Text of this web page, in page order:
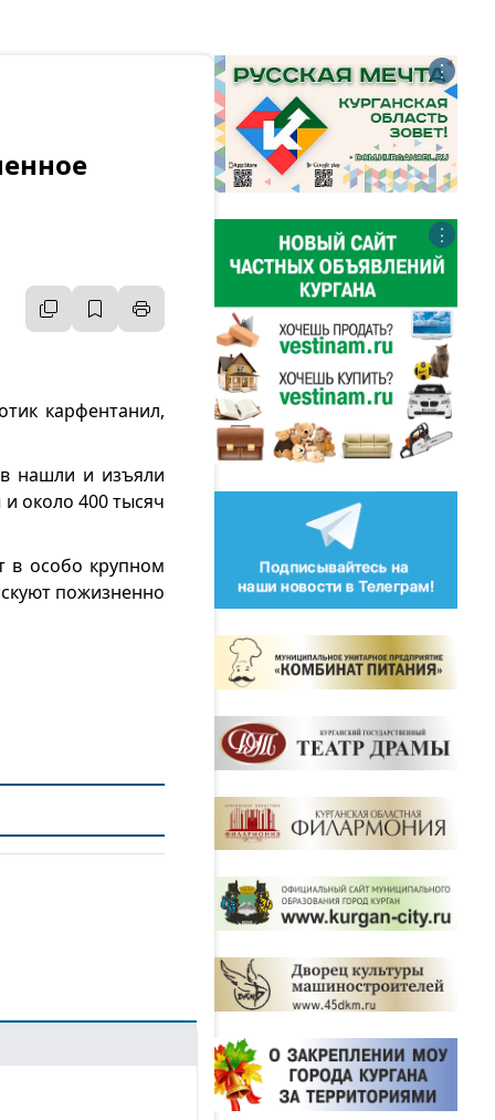
карфентанил,
нашли и изъяли
около 400 тысяч
в особо крупном
пожизненно
⋮
⋮